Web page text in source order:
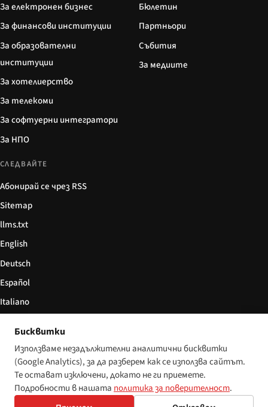
За електронен бизнес
За финансови институции
За образователни
институции
За хотелиерство
За телекоми
За софтуерни интегратори
За НПО
Бюлетин
Партньори
Събития
За медиите
СЛЕДВАЙТЕ
Абонирай се чрез RSS
Sitemap
llms.txt
English
Deutsch
Español
Italiano
© 2026 Disability World. Всички права запазени. Настройки за бисквитки
Бисквитки
Използваме незадължителни аналитични бисквитки
(Google Analytics), за да разберем как се използва сайтът.
Те остават изключени, докато не ги приемете.
Подробности в нашата политика за поверителност.